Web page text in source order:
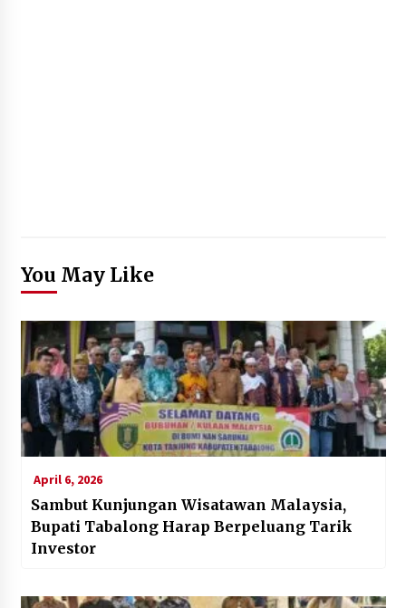
You May Like
April 6, 2026
Sambut Kunjungan Wisatawan Malaysia,
Bupati Tabalong Harap Berpeluang Tarik
Investor